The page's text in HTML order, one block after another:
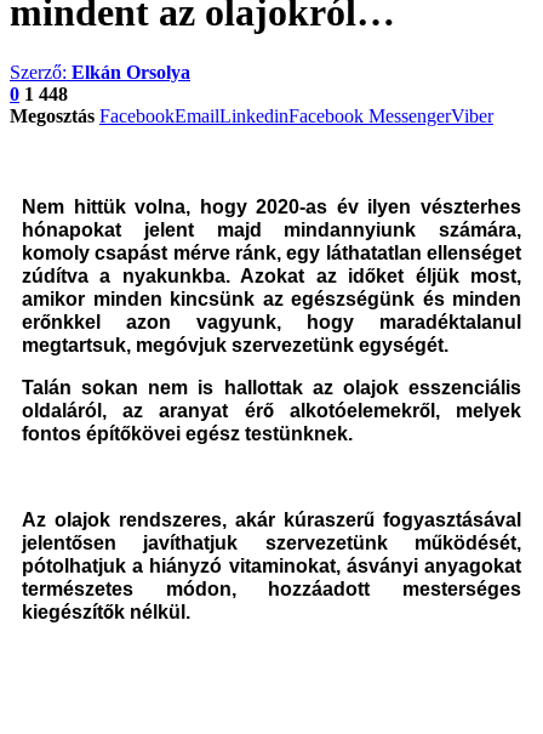
mindent az olajokról…
Szerző: Elkán Orsolya
0 1 448
Megosztás FacebookEmailLinkedinFacebook MessengerViber
Nem hittük volna, hogy 2020-as év ilyen vészterhes
hónapokat jelent majd mindannyiunk számára,
komoly csapást mérve ránk, egy láthatatlan ellenséget
zúdítva a nyakunkba. Azokat az időket éljük most,
amikor minden kincsünk az egészségünk és minden
erőnkkel azon vagyunk, hogy maradéktalanul
megtartsuk, megóvjuk szervezetünk egységét.
Talán sokan nem is hallottak az olajok esszenciális
oldaláról, az aranyat érő alkotóelemekről, melyek
fontos építőkövei egész testünknek.
Az olajok rendszeres, akár kúraszerű fogyasztásával
jelentősen javíthatjuk szervezetünk működését,
pótolhatjuk a hiányzó vitaminokat, ásványi anyagokat
természetes módon, hozzáadott mesterséges
kiegészítők nélkül.